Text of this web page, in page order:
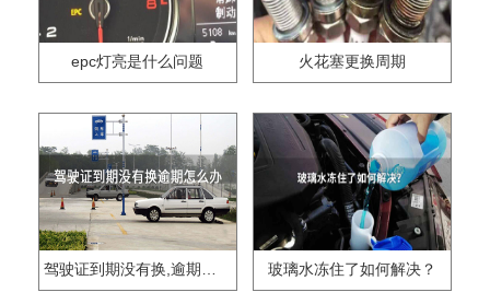
epc灯亮是什么问题 火花塞更换周期
驾驶证到期没有换,逾期怎么办?? 玻璃水冻住了如何解决？